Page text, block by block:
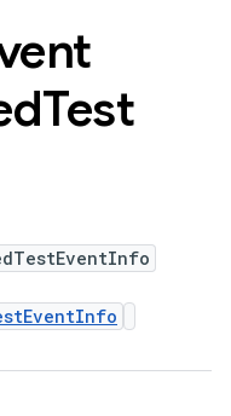
Test